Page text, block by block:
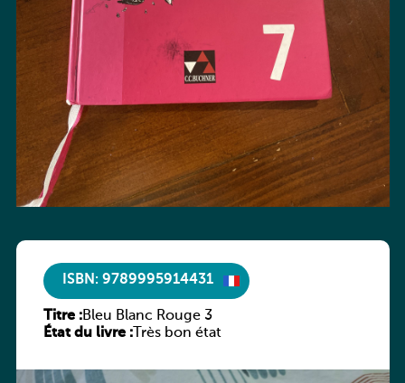
ISBN: 9789995914431
Titre :Bleu Blanc Rouge 3
État du livre :Très bon état